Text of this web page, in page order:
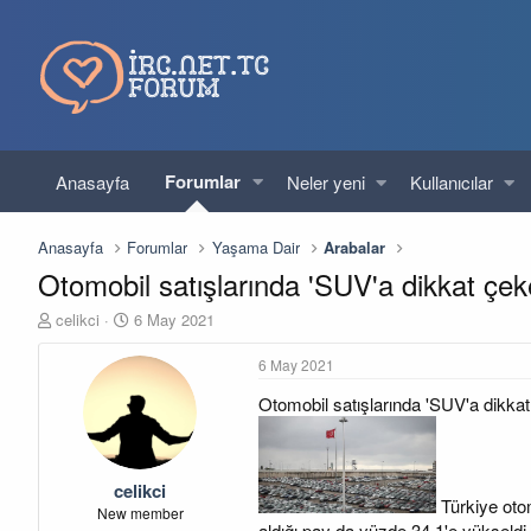
Anasayfa Forumlar Neler yeni Kullanıcılar
Anasayfa Forumlar Yaşama Dair Arabalar
Otomobil satışlarında 'SUV'a dikkat
K
celikci
B
ş
a
ı
ç
t
6 May 2021
celikci
New member
6 May 2021
Otomobil satışlarında 'SUV'a
Türkiye